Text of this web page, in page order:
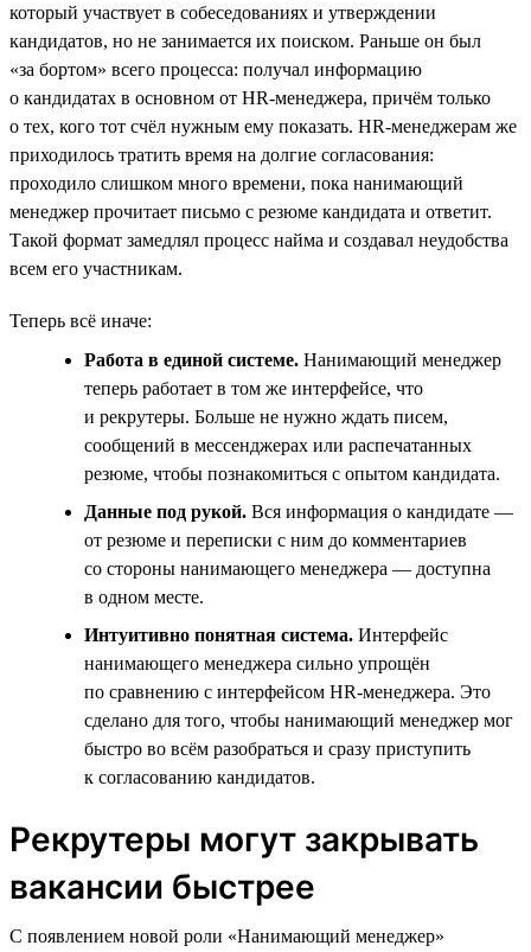
который участвует в собеседованиях и утверждении
кандидатов, но не занимается их поиском. Раньше он был
«за бортом» всего процесса: получал информацию
о кандидатах в основном от HR-менеджера, причём только
о тех, кого тот счёл нужным ему показать. HR-менеджерам же
приходилось тратить время на долгие согласования:
проходило слишком много времени, пока нанимающий
менеджер прочитает письмо с резюме кандидата и ответит.
Такой формат замедлял процесс найма и создавал неудобства
всем его участникам.
Теперь всё иначе:
Работа в единой системе. Нанимающий менеджер
теперь работает в том же интерфейсе, что
и рекрутеры. Больше не нужно ждать писем,
сообщений в мессенджерах или распечатанных
резюме, чтобы познакомиться с опытом кандидата.
Данные под рукой. Вся информация о кандидате —
от резюме и переписки с ним до комментариев
со стороны нанимающего менеджера — доступна
в одном месте.
Интуитивно понятная система. Интерфейс
нанимающего менеджера сильно упрощён
по сравнению с интерфейсом HR-менеджера. Это
сделано для того, чтобы нанимающий менеджер мог
быстро во всём разобраться и сразу приступить
к согласованию кандидатов.
Рекрутеры могут закрывать
вакансии быстрее
С появлением новой роли «Нанимающий менеджер»